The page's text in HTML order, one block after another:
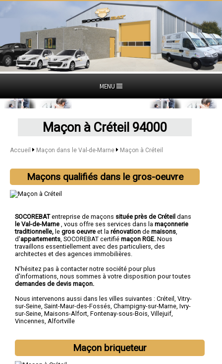
MENU
Maçon à Créteil 94000
Accueil Maçon dans le Val-de-Marne Maçon à Créteil
Maçons qualifiés dans le gros-oeuvre
SOCOREBATentreprise de maçons située près de Créteil dans
le Val-de-Marne , vous offre ses services dans la maçonnerie
traditionnelle, le gros oeuvre et la rénovation de maisons
d'appartements , SOCOREBAT certifié maçon RGE. Nous
travaillons essentiellement avec des particuliers, des
architectes et des agences immobilières.
N'hésitez pas à contacter notre société pour plus
d'informations, nous sommes à votre disposition pour toutes
demandes de devis maçon.
Nous intervenons aussi dans les villes suivantes : Créteil Vitry-
sur-Seine Saint-Maur-des-Fossés Champigny-sur-Marne Ivry-
sur-Seine Maisons-Alfort Fontenay-sous-Bois Villejuif
Vincennes Alfortville
Maçon briqueteur